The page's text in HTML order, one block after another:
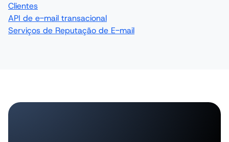
Clientes
API de e-mail transacional
Serviços de Reputação de E-mail